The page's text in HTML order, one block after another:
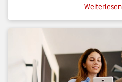
Weiterlesen